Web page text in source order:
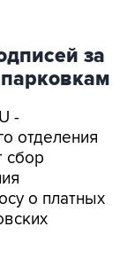
за
-
отделения
сбор
о платных